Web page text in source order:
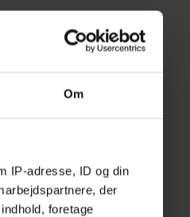
Om
IP-adresse, ID og din
der
foretage